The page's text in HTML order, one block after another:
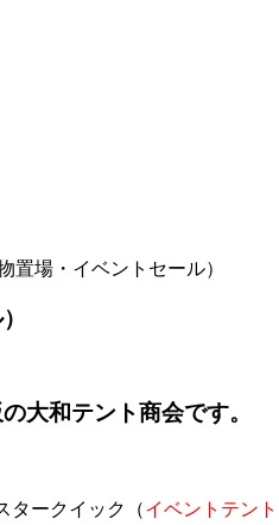
置場・イベントセール）
大和テント商会です。
タークイック（イベントテント